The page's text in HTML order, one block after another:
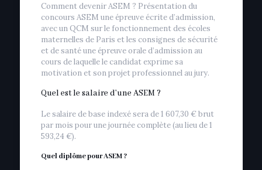
Comment devenir ASEM ? Présentation du
concours ASEM une épreuve écrite d’admission,
avec un QCM sur le fonctionnement des écoles
maternelles de Paris et les consignes de sécurité
et de santé une épreuve orale d’admission au
cours de laquelle le candidat exprime sa
motivation et son projet professionnel au jury.
Quel est le salaire d’une ASEM ?
Le salaire de base indexé sera de 1 607,30 € brut
par mois pour une journée complète (au lieu de 1
593,24 €).
Quel diplôme pour ASEM ?